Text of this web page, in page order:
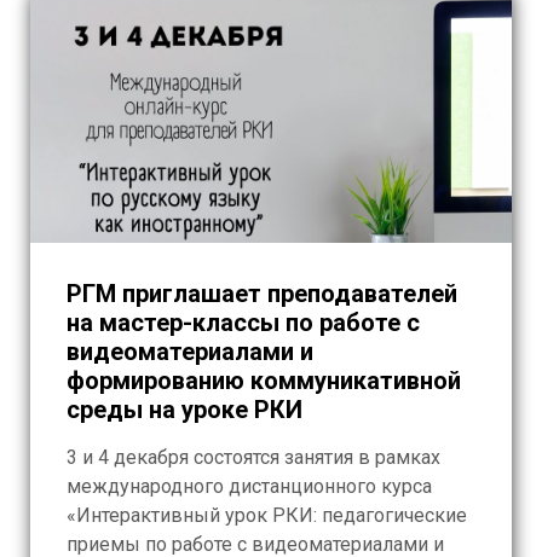
РГМ приглашает преподавателей
на мастер-классы по работе с
видеоматериалами и
формированию коммуникативной
среды на уроке РКИ
3 и 4 декабря состоятся занятия в рамках
международного дистанционного курса
«Интерактивный урок РКИ: педагогические
приемы по работе с видеоматериалами и